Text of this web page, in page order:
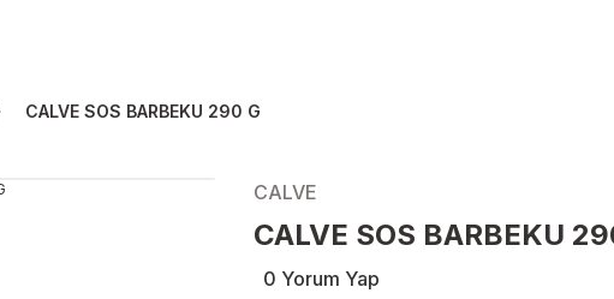
CALVE SOS BARBEKU 290 G
CALVE
CALVE SOS BARBEKU
0 Yorum Yap